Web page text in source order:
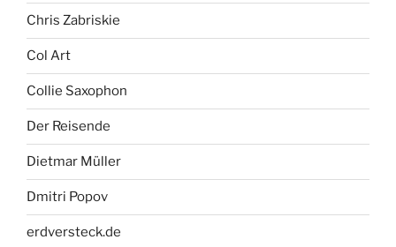
Chris Zabriskie
Col Art
Collie Saxophon
Der Reisende
Dietmar Müller
Dmitri Popov
erdversteck.de